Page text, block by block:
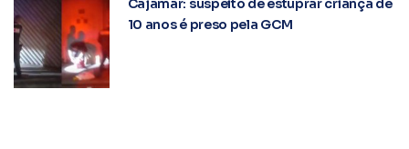
10 anos é preso pela GCM